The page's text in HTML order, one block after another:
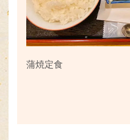
蒲焼定食